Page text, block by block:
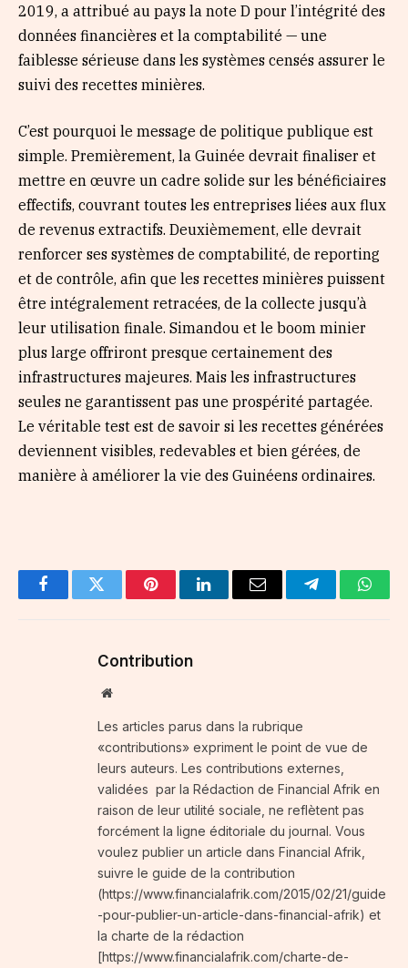
2019, a attribué au pays la note D pour l’intégrité des
données financières et la comptabilité — une
faiblesse sérieuse dans les systèmes censés assurer le
suivi des recettes minières.
C’est pourquoi le message de politique publique est
simple. Premièrement, la Guinée devrait finaliser et
mettre en œuvre un cadre solide sur les bénéficiaires
effectifs, couvrant toutes les entreprises liées aux flux
de revenus extractifs. Deuxièmement, elle devrait
renforcer ses systèmes de comptabilité, de reporting
et de contrôle, afin que les recettes minières puissent
être intégralement retracées, de la collecte jusqu’à
leur utilisation finale. Simandou et le boom minier
plus large offriront presque certainement des
infrastructures majeures. Mais les infrastructures
seules ne garantissent pas une prospérité partagée.
Le véritable test est de savoir si les recettes générées
deviennent visibles, redevables et bien gérées, de
manière à améliorer la vie des Guinéens ordinaires.
FacebookTwitter PinterestLinkedInEmail Telegram
Contribution
Website
Les articles parus dans la rubrique
«contributions» expriment le point de vue de
leurs auteurs. Les contributions externes,
validées par la Rédaction de Financial Afrik en
raison de leur utilité sociale, ne reflètent pas
forcément la ligne éditoriale du journal. Vous
voulez publier un article dans Financial Afrik,
suivre le guide de la contribution
(https://www.financialafrik.com/2015/02/21/guide
-pour-publier-un-article-dans-financial-afrik) et
la charte de la rédaction
[https://www.financialafrik.com/charte-de-